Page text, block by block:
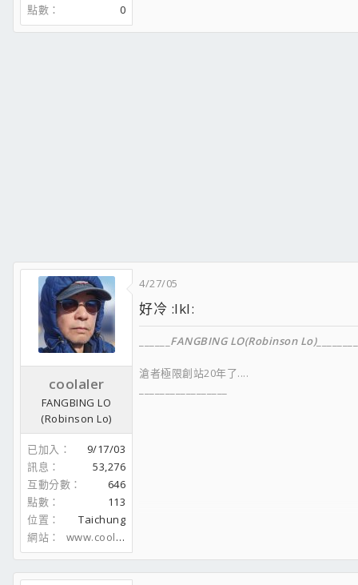
點數
0
coolaler
FANGBING LO
(Robinson Lo)
已加入
9/17/03
訊息
53,276
互動分數
646
點數
113
位置
Taichung
網站
www.coolaler.com
4/27/05
好冷 :lkl:
FANGBING LO(Robinson Lo)
滄者極限創站20年了....